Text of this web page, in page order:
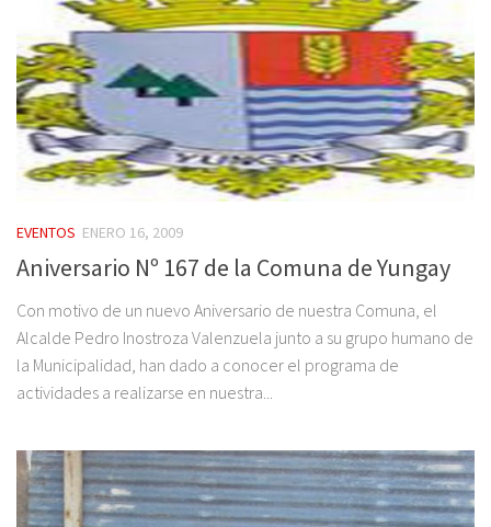
EVENTOS ENERO 16, 2009
Aniversario Nº 167 de la Comuna de Yungay
Con motivo de un nuevo Aniversario de nuestra Comuna, el
Alcalde Pedro Inostroza Valenzuela junto a su grupo humano de
la Municipalidad, han dado a conocer el programa de
actividades a realizarse en nuestra...